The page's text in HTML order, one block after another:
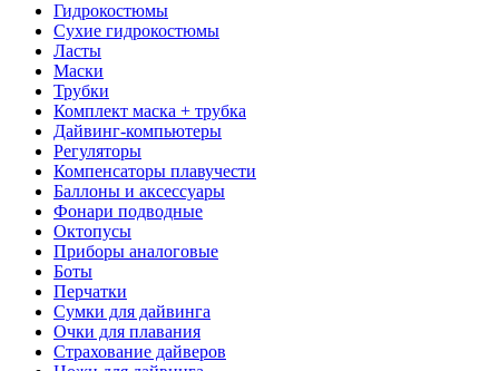
Гидрокостюмы
Сухие гидрокостюмы
Ласты
Маски
Трубки
Комплект маска + трубка
Дайвинг-компьютеры
Регуляторы
Компенсаторы плавучести
Баллоны и аксессуары
Фонари подводные
Октопусы
Приборы аналоговые
Боты
Перчатки
Сумки для дайвинга
Очки для плавания
Страхование дайверов